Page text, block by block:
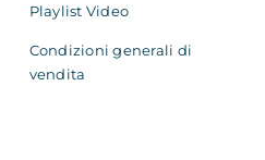
Playlist Video
Condizioni generali di
vendita